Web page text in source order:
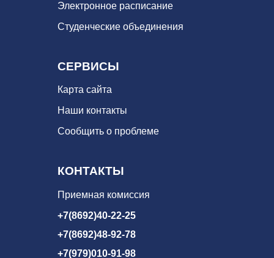
Электронное расписание
Студенческие объединения
СЕРВИСЫ
Карта сайта
Наши контакты
Сообщить о проблеме
КОНТАКТЫ
Приемная комиссия
+7(8692)40-22-25
+7(8692)48-92-78
+7(979)010-91-98